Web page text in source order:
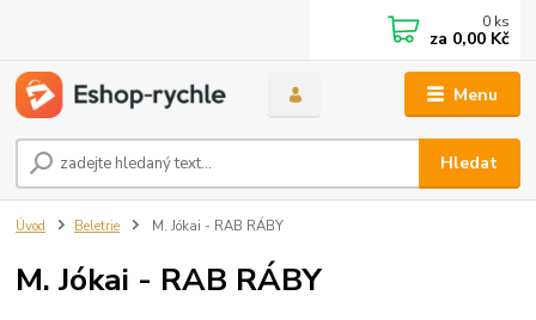
Menu
Hledat
0 ks
za 0,00 Kč
Úvod Beletrie M. Jókai - RAB RÁBY
M. Jókai - RAB RÁBY